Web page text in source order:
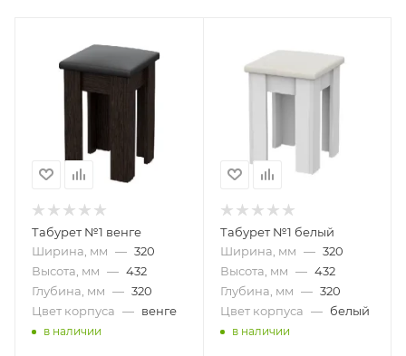
Табурет №1 венге
Ширина, мм — 320
Высота, мм — 432
Глубина, мм — 320
Цвет корпуса — венге
в наличии
Табурет №1 белый
Ширина, мм — 320
Высота, мм — 432
Глубина, мм — 320
Цвет корпуса — белый
в наличии